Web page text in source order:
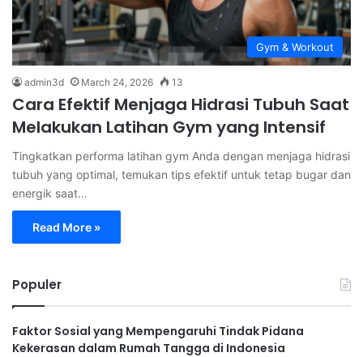
Gym & Workout
admin3d March 24, 2026 13
Cara Efektif Menjaga Hidrasi Tubuh Saat
Melakukan Latihan Gym yang Intensif
Tingkatkan performa latihan gym Anda dengan menjaga hidrasi
tubuh yang optimal, temukan tips efektif untuk tetap bugar dan
energik saat…
Read More »
Populer
Faktor Sosial yang Mempengaruhi Tindak Pidana
Kekerasan dalam Rumah Tangga di Indonesia